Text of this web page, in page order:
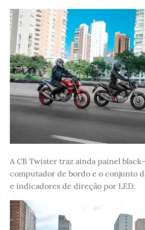
A CB Twister traz ainda painel
computador de bordo e o conjunto
e indicadores de direção por LED.